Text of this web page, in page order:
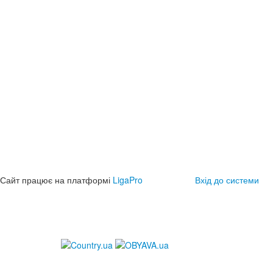
Сайт працює на платформі LigaPro Вхід до системи